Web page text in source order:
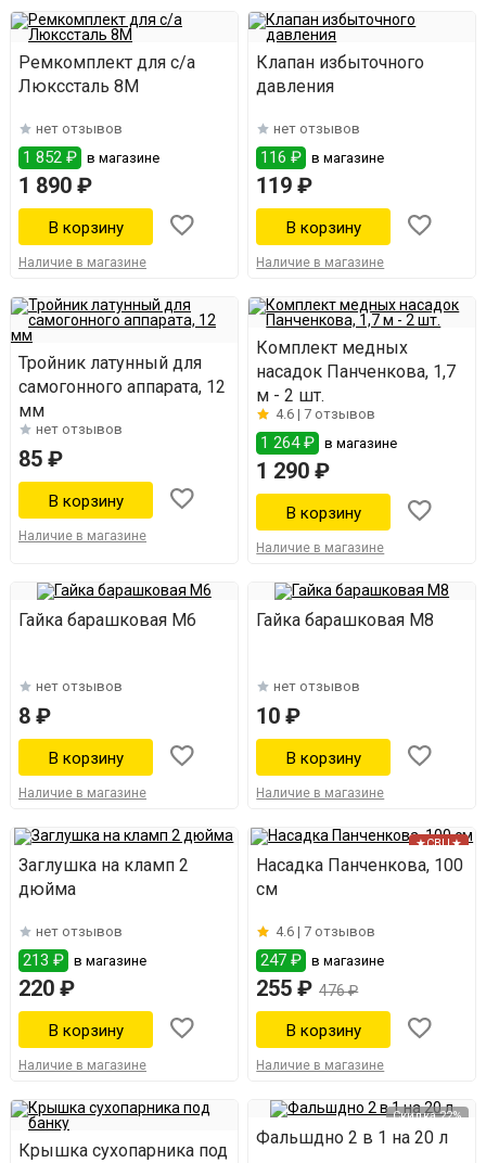
Ремкомплект для с/а
Люкссталь 8М
нет отзывов
1 852 ₽ в магазине
1 890 ₽
Наличие в магазине
Клапан избыточного
давления
нет отзывов
116 ₽ в магазине
119 ₽
Наличие в магазине
Тройник латунный для
самогонного аппарата, 12
мм
нет отзывов
85 ₽
Наличие в магазине
Комплект медных
насадок Панченкова, 1,7
м - 2 шт.
4.6 |7 отзывов
1 264 ₽ в магазине
1 290 ₽
Наличие в магазине
Гайка барашковая М6
нет отзывов
8 ₽
Наличие в магазине
Гайка барашковая М8
нет отзывов
10 ₽
Наличие в магазине
Заглушка на кламп 2
дюйма
нет отзывов
213 ₽ в магазине
220 ₽
Наличие в магазине
★СВЦ★
Насадка Панченкова, 100
см
4.6 |7 отзывов
247 ₽ в магазине
255 ₽ 476 ₽
Наличие в магазине
Крышка сухопарника под
Скидка 22%
Фальшдно 2 в 1 на 20 л